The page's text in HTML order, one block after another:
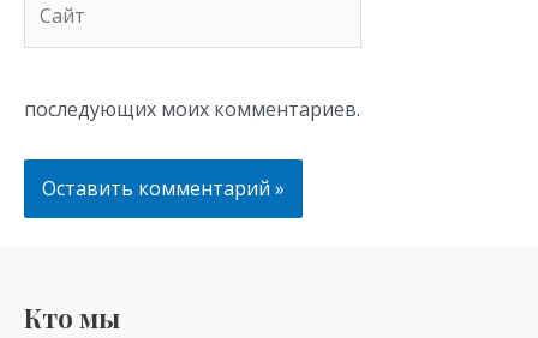
последующих моих комментариев.
Кто мы